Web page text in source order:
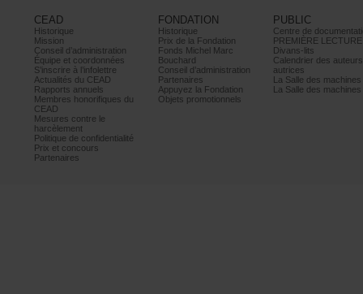
CEAD
Historique
Mission
Conseild’administration
Équipeetcoordonnées
S’inscrireàl’infolettre
ActualitésduCEAD
Rapportsannuels
Membreshonorifiquesdu
CEAD
Mesurescontrele
harcèlement
Politiquedeconfidentialité
Prixetconcours
Partenaires
FONDATION
Historique
PrixdelaFondation
FondsMichelMarc
Bouchard
Conseild’administration
Partenaires
AppuyezlaFondation
Objetspromotionnels
PUBLIC
PREMIÈRELECTURE
Divans-lits
autrices